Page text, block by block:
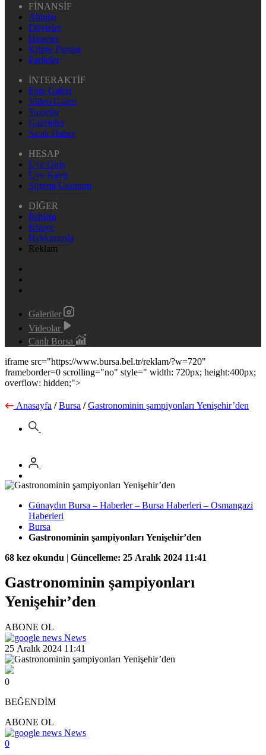
FİNANSİF
Altınlar
Dövizler
Hisseler
Kripto Paralar
Pariteler
İNTERAKTİF
Foto Galeri
Video Galeri
Yazarlar
Gazeteler
Sıcak Haber
HESAP
Üye Giriş
Üye Kayıt
Şifremi Unuttum
DİĞER
İletişim
Künye
Hakkımızda
Reklam
Galeriler
Videolar
Canlı Borsa
iframe src="https://www.bursa.bel.tr/reklam/?w=720"
frameborder=0 scrolling="no" style=" width: 720px; height:400px;
overflow: hidden;">
Anasayfa / Bursa / Gastronominin şampiyonları Yenişehir’den
Günaydın Bursa – Haberler – Bursa Haberleri – Osmangazi
Haberleri
Bursa
Gastronominin şampiyonları Yenişehir’den
68 kez okundu | Güncelleme: 25 Aralık 2024 11:41
Gastronominin şampiyonları
Yenişehir’den
ABONE OL
News
25 Aralık 2024 11:41
0
BEĞENDİM
ABONE OL
News
0